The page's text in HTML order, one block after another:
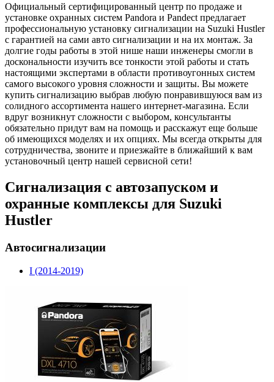
Официальный сертифицированный центр по продаже и
установке охранных систем Pandora и Pandect предлагает
профессиональную установку сигнализации на Suzuki Hustler
с гарантией на сами авто сигнализации и на их монтаж. За
долгие годы работы в этой нише наши инженеры смогли в
доскональности изучить все тонкости этой работы и стать
настоящими экспертами в области противоугонных систем
самого высокого уровня сложности и защиты. Вы можете
купить сигнализацию выбрав любую понравившуюся вам из
солидного ассортимента нашего интернет-магазина. Если
вдруг возникнут сложности с выбором, консультанты
обязательно придут вам на помощь и расскажут еще больше
об имеющихся моделях и их опциях. Мы всегда открыты для
сотрудничества, звоните и приезжайте в ближайший к вам
установочный центр нашей сервисной сети!
Сигнализация с автозапуском и
охранные комплексы для Suzuki
Hustler
Автосигнализации
I (2014-2019)